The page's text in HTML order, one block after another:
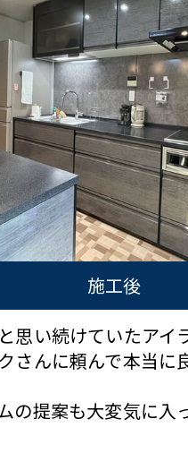
施工後
思い続けていたアイ
さんに頼んで本当に
の提案も大変気に入